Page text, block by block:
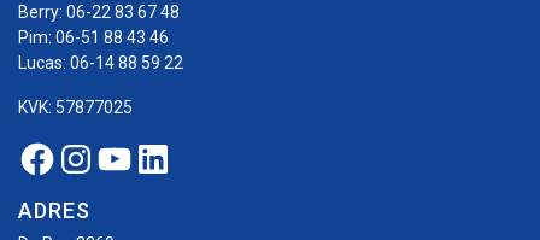
Berry: 06-22 83 67 48
Pim: 06-51 88 43 46
Lucas: 06-14 88 59 22
KVK: 57877025
Facebook Euro-rotor
Instagram Euro-rotor
Youtube Euro-rotor
Linkedin Euro-rotor
ADRES